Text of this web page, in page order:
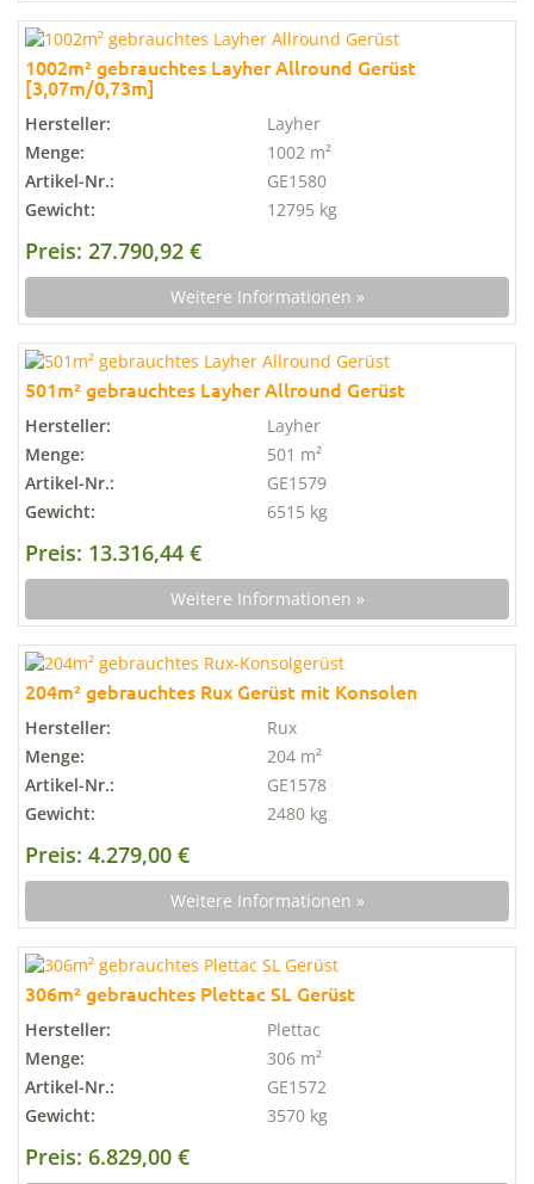
1002m² gebrauchtes Layher Allround Gerüst
[3,07m/0,73m]
Hersteller:
Layher
Menge:
1002 m²
Artikel-Nr.:
GE1580
Gewicht:
12795 kg
Preis: 27.790,92 €
Weitere Informationen »
501m² gebrauchtes Layher Allround Gerüst
Hersteller:
Layher
Menge:
501 m²
Artikel-Nr.:
GE1579
Gewicht:
6515 kg
Preis: 13.316,44 €
Weitere Informationen »
204m² gebrauchtes Rux Gerüst mit Konsolen
Hersteller:
Rux
Menge:
204 m²
Artikel-Nr.:
GE1578
Gewicht:
2480 kg
Preis: 4.279,00 €
Weitere Informationen »
306m² gebrauchtes Plettac SL Gerüst
Hersteller:
Plettac
Menge:
306 m²
Artikel-Nr.:
GE1572
Gewicht:
3570 kg
Preis: 6.829,00 €